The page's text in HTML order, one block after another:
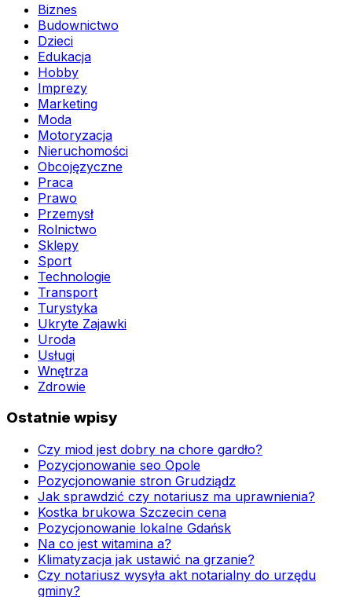
Biznes
Budownictwo
Dzieci
Edukacja
Hobby
Imprezy
Marketing
Moda
Motoryzacja
Nieruchomości
Obcojęzyczne
Praca
Prawo
Przemysł
Rolnictwo
Sklepy
Sport
Technologie
Transport
Turystyka
Ukryte Zajawki
Uroda
Usługi
Wnętrza
Zdrowie
Ostatnie wpisy
Czy miod jest dobry na chore gardło?
Pozycjonowanie seo Opole
Pozycjonowanie stron Grudziądz
Jak sprawdzić czy notariusz ma uprawnienia?
Kostka brukowa Szczecin cena
Pozycjonowanie lokalne Gdańsk
Na co jest witamina a?
Klimatyzacja jak ustawić na grzanie?
Czy notariusz wysyła akt notarialny do urzędu
gminy?